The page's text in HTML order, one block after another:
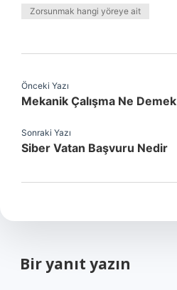
Zorsunmak hangi yöreye ait
Önceki Yazı
Mekanik Çalışma Ne Demek
Sonraki Yazı
Siber Vatan Başvuru Nedir
Bir yanıt yazın